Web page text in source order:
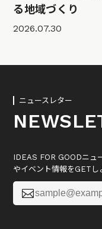
る地域づくり
2026.07.30
ニュースレター
IDEAS FOR GOODニュ
やイベント情報をGETし
